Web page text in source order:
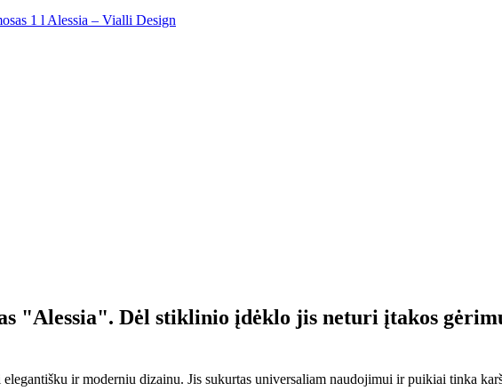
1 l Alessia – Vialli Design
"Alessia". Dėl stiklinio įdėklo jis neturi įtakos
ir moderniu dizainu. Jis sukurtas universaliam naudojimui ir puikiai tinka